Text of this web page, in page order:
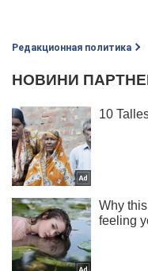
Редакционная политика